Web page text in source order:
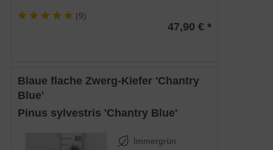
(9)
47,90 € *
Blaue flache Zwerg-Kiefer 'Chantry
Blue'
Pinus sylvestris 'Chantry Blue'
Immergrün